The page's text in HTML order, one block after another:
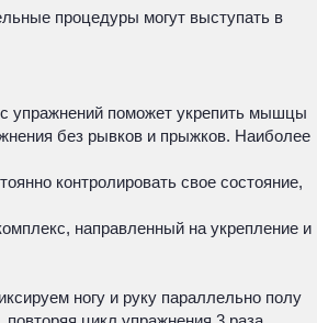
процедуры могут выступать в
упражнений поможет укрепить мышцы
без рывков и прыжков. Наиболее
контролировать свое состояние,
направленный на укрепление и
ногу и руку параллельно полу